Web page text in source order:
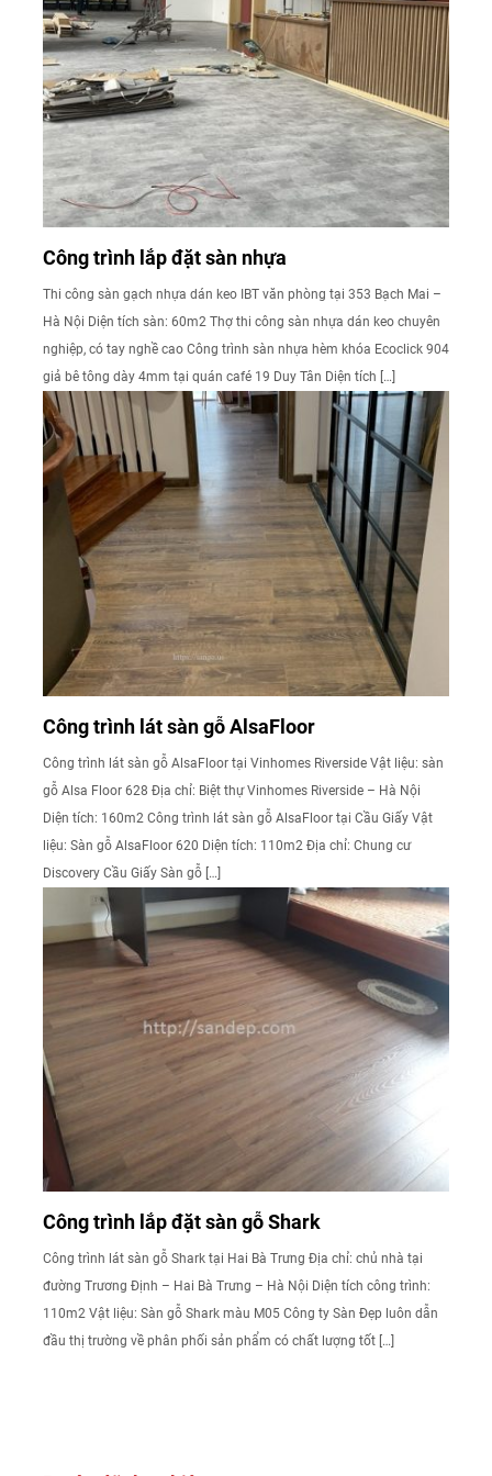
Công trình lắp đặt sàn nhựa
Thi công sàn gạch nhựa dán keo IBT văn phòng tại 353 Bạch Mai –
Hà Nội Diện tích sàn: 60m2 Thợ thi công sàn nhựa dán keo chuyên
nghiệp, có tay nghề cao Công trình sàn nhựa hèm khóa Ecoclick 904
giả bê tông dày 4mm tại quán café 19 Duy Tân Diện tích […]
Công trình lát sàn gỗ AlsaFloor
Công trình lát sàn gỗ AlsaFloor tại Vinhomes Riverside Vật liệu: sàn
gỗ Alsa Floor 628 Địa chỉ: Biệt thự Vinhomes Riverside – Hà Nội
Diện tích: 160m2 Công trình lát sàn gỗ AlsaFloor tại Cầu Giấy Vật
liệu: Sàn gỗ AlsaFloor 620 Diện tích: 110m2 Địa chỉ: Chung cư
Discovery Cầu Giấy Sàn gỗ […]
Công trình lắp đặt sàn gỗ Shark
Công trình lát sàn gỗ Shark tại Hai Bà Trưng Địa chỉ: chủ nhà tại
đường Trương Định – Hai Bà Trưng – Hà Nội Diện tích công trình:
110m2 Vật liệu: Sàn gỗ Shark màu M05 Công ty Sàn Đẹp luôn dẫn
đầu thị trường về phân phối sản phẩm có chất lượng tốt […]